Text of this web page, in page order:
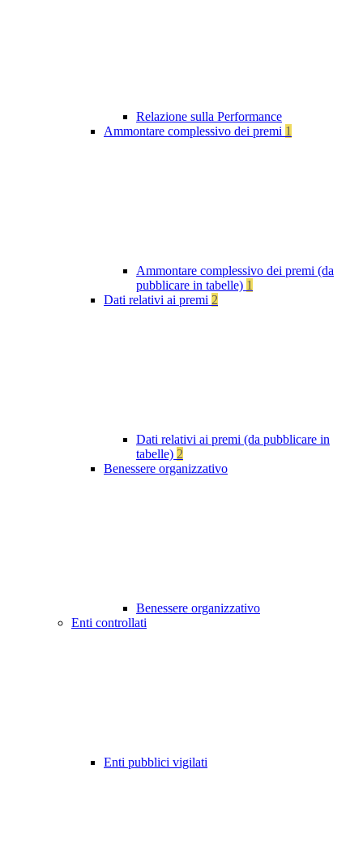
Relazione sulla Performance
Ammontare complessivo dei premi 1
Ammontare complessivo dei premi (da
pubblicare in tabelle) 1
Dati relativi ai premi 2
Dati relativi ai premi (da pubblicare in
tabelle) 2
Benessere organizzativo
Benessere organizzativo
Enti controllati
Enti pubblici vigilati